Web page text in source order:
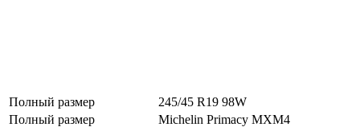
Полный размер
245/45 R19 98W
Полный размер
Michelin Primacy MXM4